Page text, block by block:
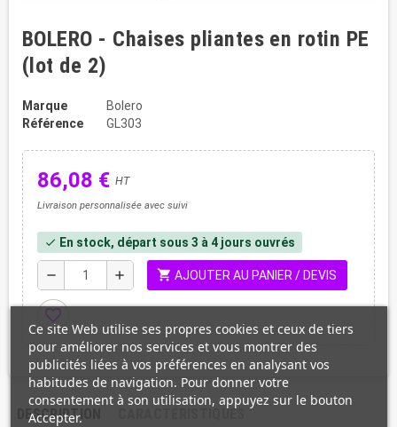
BOLERO - Chaises pliantes en rotin PE
(lot de 2)
Marque
Bolero
Référence
GL303
86,08 € HT
Livraison personnalisée avec suivi
check En stock, départ sous 3 à 4 jours ouvrés
remove add shopping_cart AJOUTER AU PANIER / DEVIS
favorite_border
DESCRIPTION CARACTÉRISTIQUES
Ce site Web utilise ses propres cookies et ceux de tiers
pour améliorer nos services et vous montrer des
publicités liées à vos préférences en analysant vos
habitudes de navigation. Pour donner votre
consentement à son utilisation, appuyez sur le bouton
Accepter.